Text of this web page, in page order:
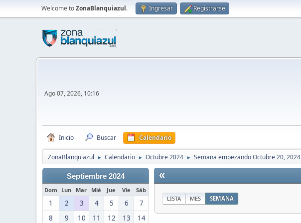
Welcome toZonaBlanquiazul. Ingresar Registrarse
Ago 07, 2026, 10:16
Inicio Buscar Calendario
ZonaBlanquiazul ► Calendario ► Octubre 2024 ► Semana empezando Octubre 20, 2024
Septiembre 2024
Dom Lun Mar Mié Jue Vie Sáb
1 2 3 4 5 6
7
8
9 10 11 12 13
14
«
LISTA MES SEMANA